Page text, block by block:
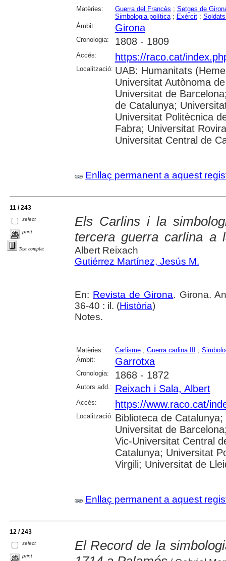
Matèries: Guerra del Francès ; Setges de
Simbologia política; Exèrcit;
Àmbit:
Girona
Cronologia: 1808 - 1809
Accés: https://raco.cat/
Localització: UAB: Humanitats
Universitat Autònoma
Universitat de
de Catalunya;
Universitat Politècnica
Fabra; Universitat
Universitat Central de
Enllaç permanent a aquest
11 / 243
select
print
Text complet
Els Carlins i la
tercera guerra carlina a
Albert Reixach
Gutiérrez Martínez, Jesús M.
En: Revista de Girona. Girona.
36-40 : il. (Història)
Notes.
Matèries: Carlisme; Guerra carlina III ;
Àmbit:
Garrotxa
Cronologia: 1868 - 1872
Autors add.: Reixach i Sala, Albert
Accés: https://www.raco.cat/
Localització: Biblioteca de
Universitat de
Vic-Universitat Central
Catalunya; Universitat
Virgili; Universitat de
Enllaç permanent a aquest
12 / 243
select
print
El Record de la